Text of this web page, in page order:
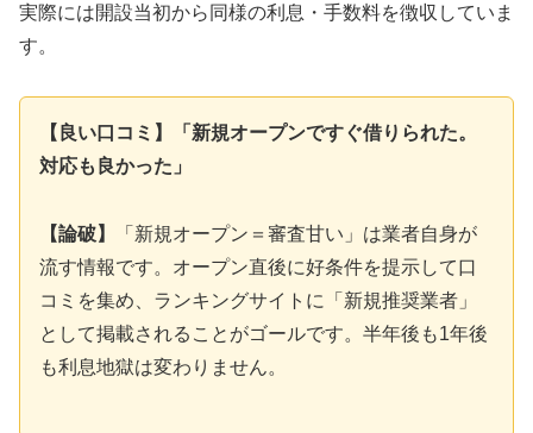
実際には開設当初から同様の利息・手数料を徴収していま
す。
【良い口コミ】「新規オープンですぐ借りられた。
対応も良かった」
【論破】
「新規オープン＝審査甘い」は業者自身が
流す情報です。オープン直後に好条件を提示して口
コミを集め、ランキングサイトに「新規推奨業者」
として掲載されることがゴールです。半年後も1年後
も利息地獄は変わりません。